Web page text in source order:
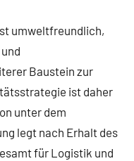
umweltfreundlich,
Baustein zur
ist daher
unter dem
legt nach Erhalt des
für Logistik und